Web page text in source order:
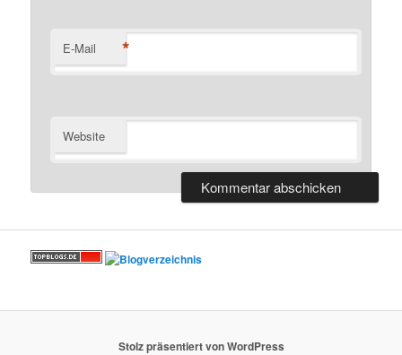
E-Mail *
Website
Stolz präsentiert von WordPress